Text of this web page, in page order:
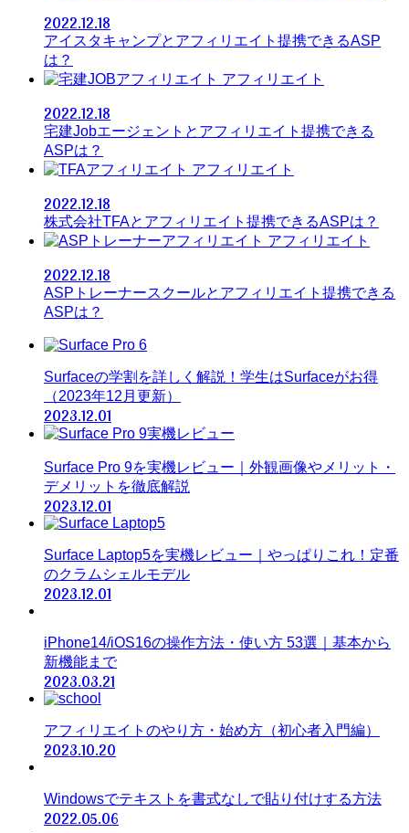
2022.12.18
アイスタキャンプとアフィリエイト提携できるASP
は？
アフィリエイト
2022.12.18
宅建Jobエージェントとアフィリエイト提携できる
ASPは？
アフィリエイト
2022.12.18
株式会社TFAとアフィリエイト提携できるASPは？
アフィリエイト
2022.12.18
ASPトレーナースクールとアフィリエイト提携できる
ASPは？
Surfaceの学割を詳しく解説！学生はSurfaceがお得
（2023年12月更新）
2023.12.01
Surface Pro 9を実機レビュー｜外観画像やメリット・
デメリットを徹底解説
2023.12.01
Surface Laptop5を実機レビュー｜やっぱりこれ！定番
のクラムシェルモデル
2023.12.01
iPhone14/iOS16の操作方法・使い方 53選｜基本から
新機能まで
2023.03.21
アフィリエイトのやり方・始め方（初心者入門編）
2023.10.20
Windowsでテキストを書式なしで貼り付けする方法
2022.05.06